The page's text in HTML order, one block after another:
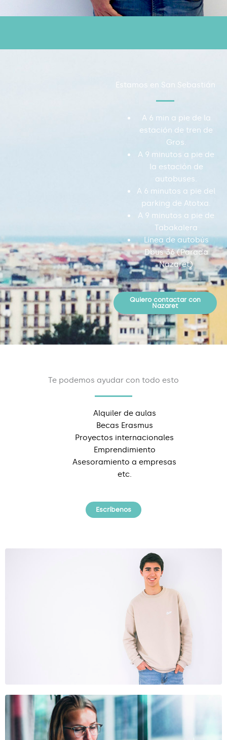
Estamos en San Sebastián
A 6 min a pie de la
estación de tren de
Gros.
A 9 minutos a pie de
la estación de
autobuses.
A 6 minutos a pie del
parking de Atotxa.
A 9 minutos a pie de
Tabakalera
Línea de autobús
Dbus 36 (Parada
Nazaret)
Quiero contactar con
Nazaret
Te podemos ayudar con todo esto
Alquiler de aulas
Becas Erasmus
Proyectos internacionales
Emprendimiento
Asesoramiento a empresas
etc.
Escríbenos